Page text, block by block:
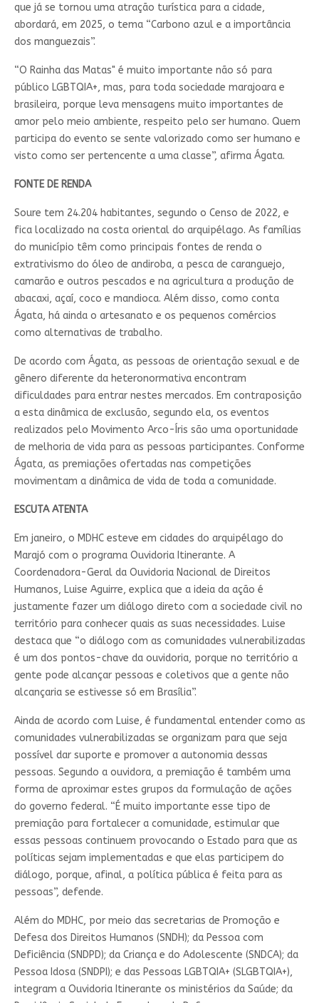
que já se tornou uma atração turística para a cidade,
abordará, em 2025, o tema “Carbono azul e a importância
dos manguezais”.
“O Rainha das Matas" é muito importante não só para
público LGBTQIA+, mas, para toda sociedade marajoara e
brasileira, porque leva mensagens muito importantes de
amor pelo meio ambiente, respeito pelo ser humano. Quem
participa do evento se sente valorizado como ser humano e
visto como ser pertencente a uma classe”, afirma Ágata.
FONTE DE RENDA
Soure tem 24.204 habitantes, segundo o Censo de 2022, e
fica localizado na costa oriental do arquipélago. As famílias
do município têm como principais fontes de renda o
extrativismo do óleo de andiroba, a pesca de caranguejo,
camarão e outros pescados e na agricultura a produção de
abacaxi, açaí, coco e mandioca. Além disso, como conta
Ágata, há ainda o artesanato e os pequenos comércios
como alternativas de trabalho.
De acordo com Ágata, as pessoas de orientação sexual e de
gênero diferente da heteronormativa encontram
dificuldades para entrar nestes mercados. Em contraposição
a esta dinâmica de exclusão, segundo ela, os eventos
realizados pelo Movimento Arco-Íris são uma oportunidade
de melhoria de vida para as pessoas participantes. Conforme
Ágata, as premiações ofertadas nas competições
movimentam a dinâmica de vida de toda a comunidade.
ESCUTA ATENTA
Em janeiro, o MDHC esteve em cidades do arquipélago do
Marajó com o programa Ouvidoria Itinerante. A
Coordenadora-Geral da Ouvidoria Nacional de Direitos
Humanos, Luise Aguirre, explica que a ideia da ação é
justamente fazer um diálogo direto com a sociedade civil no
território para conhecer quais as suas necessidades. Luise
destaca que “o diálogo com as comunidades vulnerabilizadas
é um dos pontos-chave da ouvidoria, porque no território a
gente pode alcançar pessoas e coletivos que a gente não
alcançaria se estivesse só em Brasília”.
Ainda de acordo com Luise, é fundamental entender como as
comunidades vulnerabilizadas se organizam para que seja
possível dar suporte e promover a autonomia dessas
pessoas. Segundo a ouvidora, a premiação é também uma
forma de aproximar estes grupos da formulação de ações
do governo federal. “É muito importante esse tipo de
premiação para fortalecer a comunidade, estimular que
essas pessoas continuem provocando o Estado para que as
políticas sejam implementadas e que elas participem do
diálogo, porque, afinal, a política pública é feita para as
pessoas”, defende.
Além do MDHC, por meio das secretarias de Promoção e
Defesa dos Direitos Humanos (SNDH); da Pessoa com
Deficiência (SNDPD); da Criança e do Adolescente (SNDCA); da
Pessoa Idosa (SNDPI); e das Pessoas LGBTQIA+ (SLGBTQIA+),
integram a Ouvidoria Itinerante os ministérios da Saúde; da